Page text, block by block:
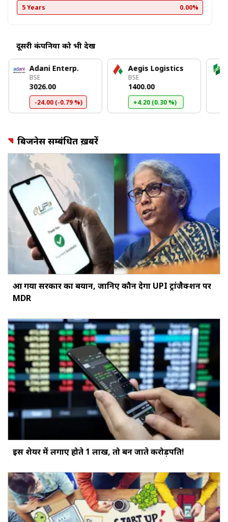
5 Years 0.00%
दूसरी कंपनियों को भी देखें
Adani Enterp.
BSE
₹3026.00
-24.00 (-0.79 %)
Aegis Logistics
BSE
₹1400.00
+4.20 (0.30 %)
बिजनेस सम्बंधित ख़बरें
आ गया सरकार का बयान, जानिए कौन देगा UPI ट्रांजैक्शन पर
MDR
इस शेयर में लगाए होते ₹1 लाख, तो बन जाते करोड़पति!